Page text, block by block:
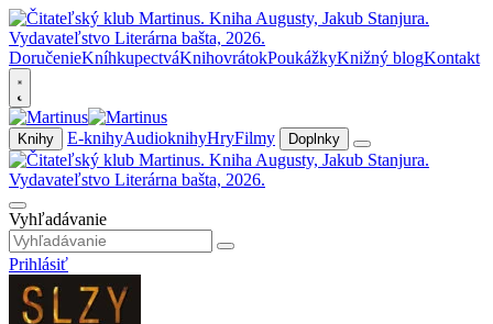
DoručenieKníhkupectváKnihovrátokPoukážkyKnižný blogKontakt
Knihy E-knihyAudioknihyHryFilmy Doplnky
Vyhľadávanie
Prihlásiť